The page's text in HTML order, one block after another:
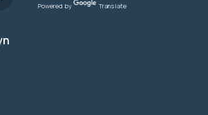
Powered by Translate